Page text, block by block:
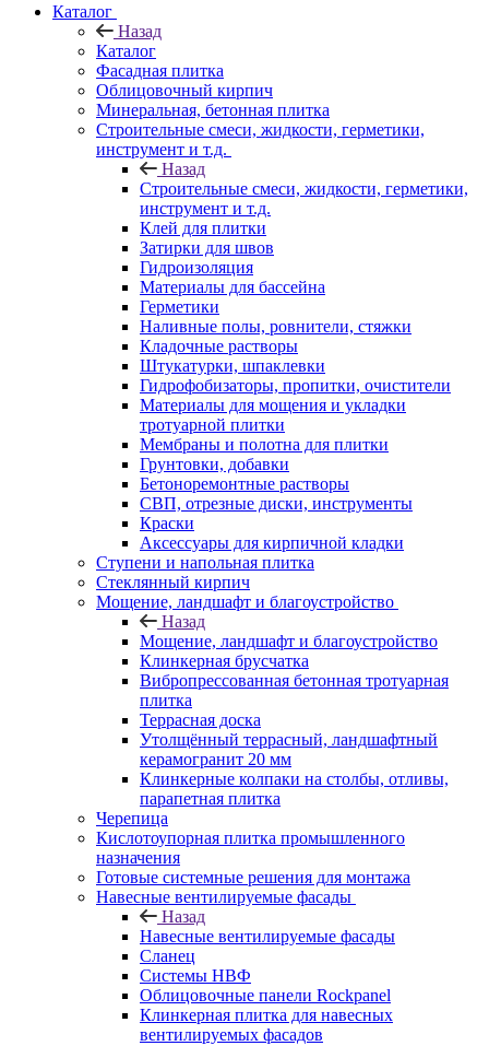
Каталог
Назад
Каталог
Фасадная плитка
Облицовочный кирпич
Минеральная, бетонная плитка
Строительные смеси, жидкости, герметики,
инструмент и т.д.
Назад
Строительные смеси, жидкости, герметики,
инструмент и т.д.
Клей для плитки
Затирки для швов
Гидроизоляция
Материалы для бассейна
Герметики
Наливные полы, ровнители, стяжки
Кладочные растворы
Штукатурки, шпаклевки
Гидрофобизаторы, пропитки, очистители
Материалы для мощения и укладки
тротуарной плитки
Мембраны и полотна для плитки
Грунтовки, добавки
Бетоноремонтные растворы
СВП, отрезные диски, инструменты
Краски
Аксессуары для кирпичной кладки
Ступени и напольная плитка
Cтеклянный кирпич
Мощение, ландшафт и благоустройство
Назад
Мощение, ландшафт и благоустройство
Клинкерная брусчатка
Вибропрессованная бетонная тротуарная
плитка
Террасная доска
Утолщённый террасный, ландшафтный
керамогранит 20 мм
Клинкерные колпаки на столбы, отливы,
парапетная плитка
Черепица
Кислотоупорная плитка промышленного
назначения
Готовые системные решения для монтажа
Навесные вентилируемые фасады
Назад
Навесные вентилируемые фасады
Сланец
Системы НВФ
Облицовочные панели Rockpanel
Клинкерная плитка для навесных
вентилируемых фасадов